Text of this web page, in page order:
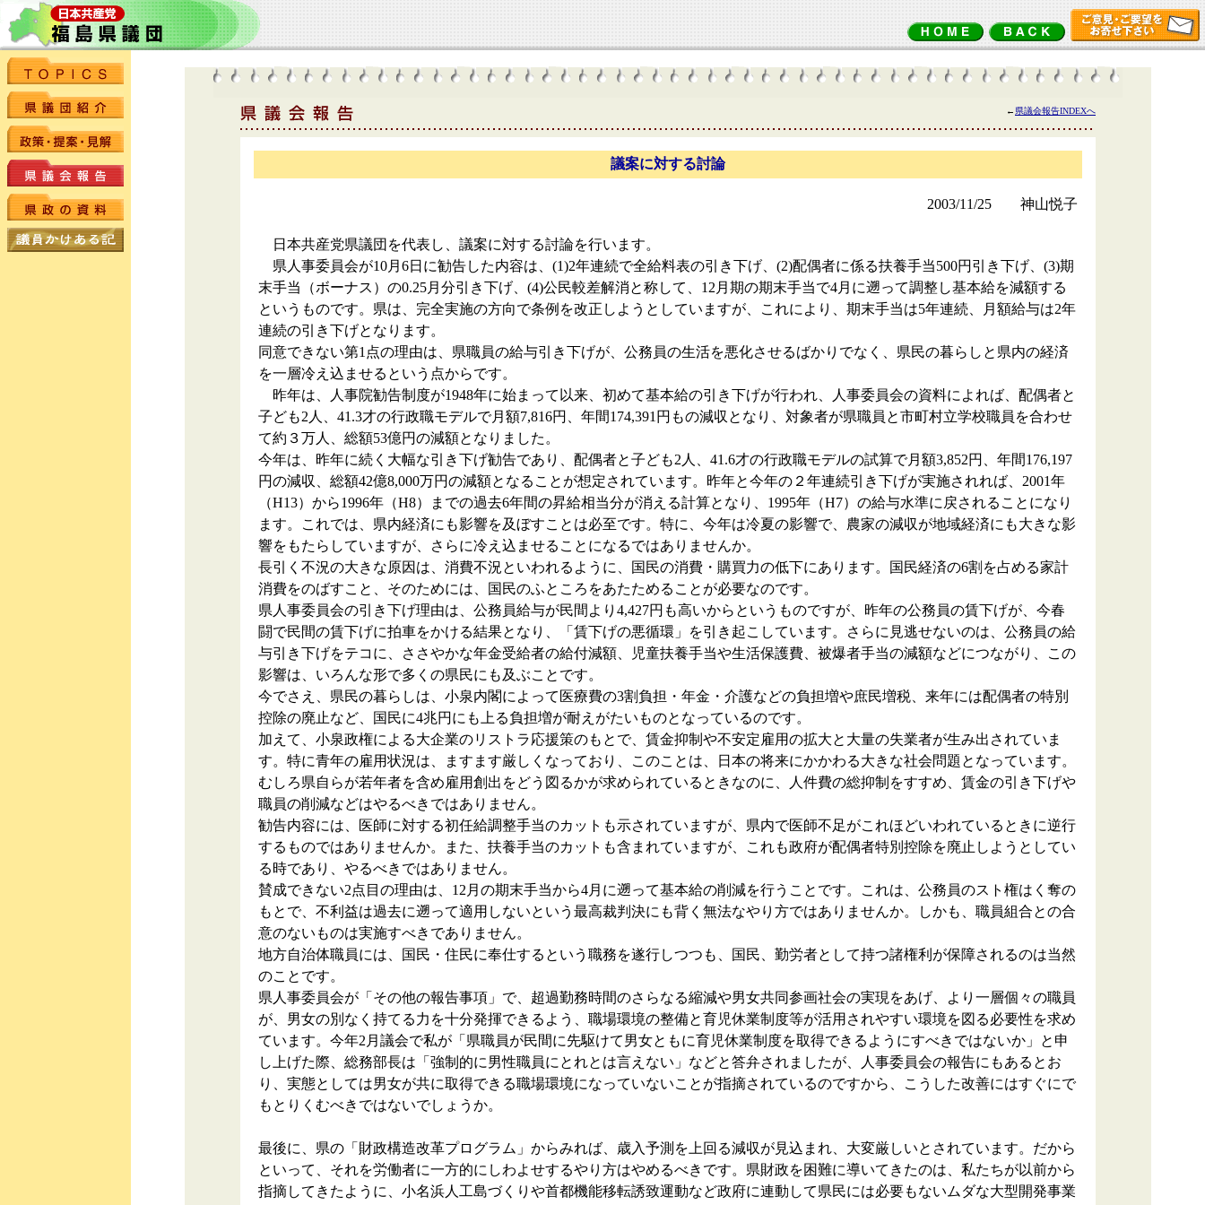
← 県議会報告INDEXへ
議案に対する討論
2003/11/25 神山悦子
日本共産党県議団を代表し、議案に対する討論を行います。
県人事委員会が10月6日に勧告した内容は、(1)2年連続で全給料表の引き下げ、(2)配偶者に係る扶養手当500円引き下げ、(3)期
末手当（ボーナス）の0.25月分引き下げ、(4)公民較差解消と称して、12月期の期末手当で4月に遡って調整し基本給を減額する
というものです。県は、完全実施の方向で条例を改正しようとしていますが、これにより、期末手当は5年連続、月額給与は2年
連続の引き下げとなります。
同意できない第1点の理由は、県職員の給与引き下げが、公務員の生活を悪化させるばかりでなく、県民の暮らしと県内の経済
を一層冷え込ませるという点からです。
昨年は、人事院勧告制度が1948年に始まって以来、初めて基本給の引き下げが行われ、人事委員会の資料によれば、配偶者と
子ども2人、41.3才の行政職モデルで月額7,816円、年間174,391円もの減収となり、対象者が県職員と市町村立学校職員を合わせ
て約３万人、総額53億円の減額となりました。
今年は、昨年に続く大幅な引き下げ勧告であり、配偶者と子ども2人、41.6才の行政職モデルの試算で月額3,852円、年間176,197
円の減収、総額42億8,000万円の減額となることが想定されています。昨年と今年の２年連続引き下げが実施されれば、2001年
（H13）から1996年（H8）までの過去6年間の昇給相当分が消える計算となり、1995年（H7）の給与水準に戻されることになり
ます。これでは、県内経済にも影響を及ぼすことは必至です。特に、今年は冷夏の影響で、農家の減収が地域経済にも大きな影
響をもたらしていますが、さらに冷え込ませることになるではありませんか。
長引く不況の大きな原因は、消費不況といわれるように、国民の消費・購買力の低下にあります。国民経済の6割を占める家計
消費をのばすこと、そのためには、国民のふところをあたためることが必要なのです。
県人事委員会の引き下げ理由は、公務員給与が民間より4,427円も高いからというものですが、昨年の公務員の賃下げが、今春
闘で民間の賃下げに拍車をかける結果となり、「賃下げの悪循環」を引き起こしています。さらに見逃せないのは、公務員の給
与引き下げをテコに、ささやかな年金受給者の給付減額、児童扶養手当や生活保護費、被爆者手当の減額などにつながり、この
影響は、いろんな形で多くの県民にも及ぶことです。
今でさえ、県民の暮らしは、小泉内閣によって医療費の3割負担・年金・介護などの負担増や庶民増税、来年には配偶者の特別
控除の廃止など、国民に4兆円にも上る負担増が耐えがたいものとなっているのです。
加えて、小泉政権による大企業のリストラ応援策のもとで、賃金抑制や不安定雇用の拡大と大量の失業者が生み出されていま
す。特に青年の雇用状況は、ますます厳しくなっており、このことは、日本の将来にかかわる大きな社会問題となっています。
むしろ県自らが若年者を含め雇用創出をどう図るかが求められているときなのに、人件費の総抑制をすすめ、賃金の引き下げや
職員の削減などはやるべきではありません。
勧告内容には、医師に対する初任給調整手当のカットも示されていますが、県内で医師不足がこれほどいわれているときに逆行
するものではありませんか。また、扶養手当のカットも含まれていますが、これも政府が配偶者特別控除を廃止しようとしてい
る時であり、やるべきではありません。
賛成できない2点目の理由は、12月の期末手当から4月に遡って基本給の削減を行うことです。これは、公務員のスト権はく奪の
もとで、不利益は過去に遡って適用しないという最高裁判決にも背く無法なやり方ではありませんか。しかも、職員組合との合
意のないものは実施すべきでありません。
地方自治体職員には、国民・住民に奉仕するという職務を遂行しつつも、国民、勤労者として持つ諸権利が保障されるのは当然
のことです。
県人事委員会が「その他の報告事項」で、超過勤務時間のさらなる縮減や男女共同参画社会の実現をあげ、より一層個々の職員
が、男女の別なく持てる力を十分発揮できるよう、職場環境の整備と育児休業制度等が活用されやすい環境を図る必要性を求め
ています。今年2月議会で私が「県職員が民間に先駆けて男女ともに育児休業制度を取得できるようにすべきではないか」と申
し上げた際、総務部長は「強制的に男性職員にとれとは言えない」などと答弁されましたが、人事委員会の報告にもあるとお
り、実態としては男女が共に取得できる職場環境になっていないことが指摘されているのですから、こうした改善にはすぐにで
もとりくむべきではないでしょうか。
最後に、県の「財政構造改革プログラム」からみれば、歳入予測を上回る減収が見込まれ、大変厳しいとされています。だから
といって、それを労働者に一方的にしわよせするやり方はやめるべきです。県財政を困難に導いてきたのは、私たちが以前から
指摘してきたように、小名浜人工島づくりや首都機能移転誘致運動など政府に連動して県民には必要もないムダな大型開発事業